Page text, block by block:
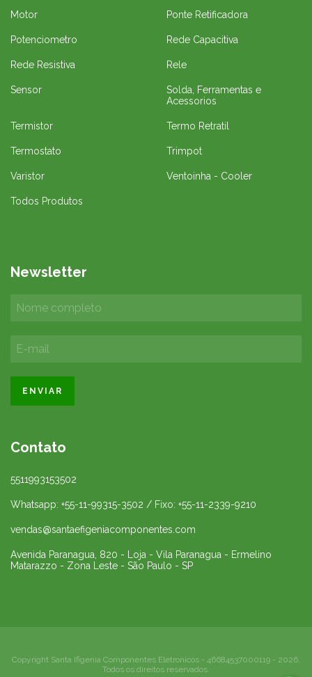
Motor Ponte Retificadora
Potenciometro Rede Capacitiva
Rede Resistiva Rele
Sensor
Solda, Ferramentas e
Acessorios
Termistor Termo Retratil
Termostato Trimpot
Varistor Ventoinha - Cooler
Todos Produtos
Newsletter
Contato
5511993153502
Whatsapp: +55-11-99315-3502 / Fixo: +55-11-2339-9210
vendas@santaefigeniacomponentes.com
Avenida Paranagua, 820 - Loja - Vila Paranagua - Ermelino
Matarazzo - Zona Leste - São Paulo - SP
Copyright Santa Ifigenia Componentes Eletronicos - 46684537000119 - 2026.
Todos os direitos reservados.